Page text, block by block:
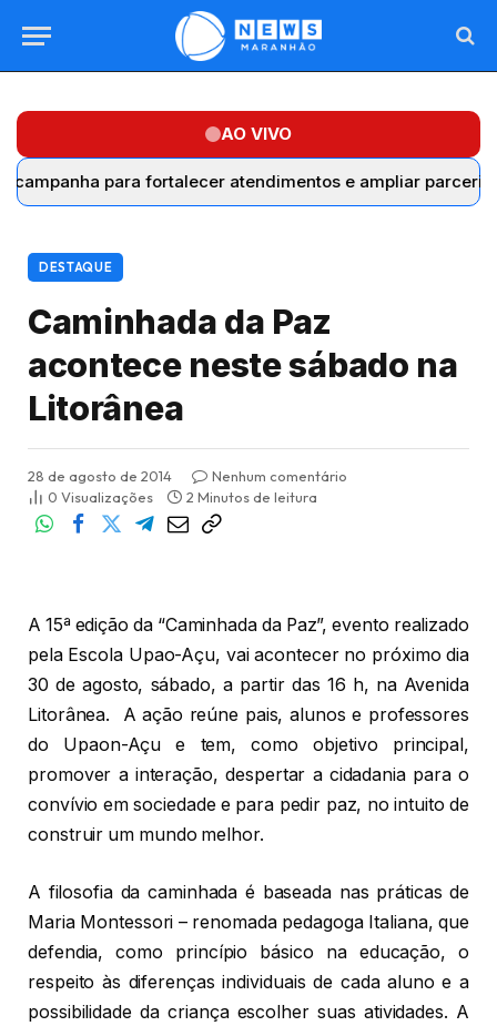
AO VIVO
para fortalecer atendimentos e ampliar parcerias com
DESTAQUE
Caminhada da Paz
acontece neste sábado na
Litorânea
28 de agosto de 2014
Nenhum comentário
0 Visualizações 2 Minutos de leitura
A 15ª edição da “Caminhada da Paz”, evento realizado
pela Escola Upao-Açu, vai acontecer no próximo dia
30 de agosto, sábado, a partir das 16 h, na Avenida
Litorânea. A ação reúne pais, alunos e professores
do Upaon-Açu e tem, como objetivo principal,
promover a interação, despertar a cidadania para o
convívio em sociedade e para pedir paz, no intuito de
construir um mundo melhor.
A filosofia da caminhada é baseada nas práticas de
Maria Montessori – renomada pedagoga Italiana, que
defendia, como princípio básico na educação, o
respeito às diferenças individuais de cada aluno e a
possibilidade da criança escolher suas atividades. A